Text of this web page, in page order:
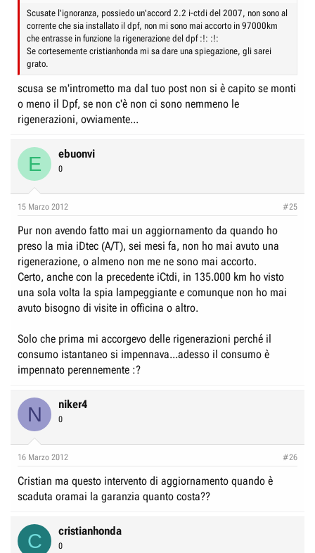
Scusate l'ignoranza, possiedo un'accord 2.2 i-ctdi del 2007, non sono al
corrente che sia installato il dpf, non mi sono mai accorto in 97000km
che entrasse in funzione la rigenerazione del dpf :!: :!:
Se cortesemente cristianhonda mi sa dare una spiegazione, gli sarei
grato.
scusa se m'intrometto ma dal tuo post non si è capito se monti
o meno il Dpf, se non c'è non ci sono nemmeno le
rigenerazioni, ovviamente...
E ebuonvi
0
15 Marzo 2012 #25
Pur non avendo fatto mai un aggiornamento da quando ho
preso la mia iDtec (A/T), sei mesi fa, non ho mai avuto una
rigenerazione, o almeno non me ne sono mai accorto.
Certo, anche con la precedente iCtdi, in 135.000 km ho visto
una sola volta la spia lampeggiante e comunque non ho mai
avuto bisogno di visite in officina o altro.
Solo che prima mi accorgevo delle rigenerazioni perché il
consumo istantaneo si impennava...adesso il consumo è
impennato perennemente :?
N niker4
0
16 Marzo 2012 #26
Cristian ma questo intervento di aggiornamento quando è
scaduta oramai la garanzia quanto costa??
C cristianhonda
0